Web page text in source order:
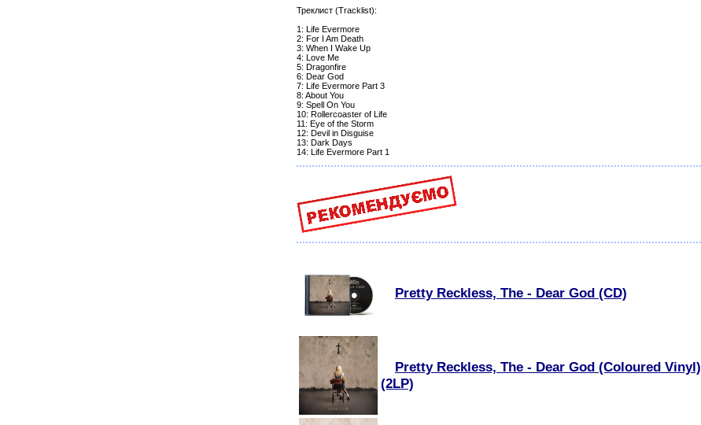
Треклист (Tracklist):
1: Life Evermore
2: For I Am Death
3: When I Wake Up
4: Love Me
5: Dragonfire
6: Dear God
7: Life Evermore Part 3
8: About You
9: Spell On You
10: Rollercoaster of Life
11: Eye of the Storm
12: Devil in Disguise
13: Dark Days
14: Life Evermore Part 1
Pretty Reckless, The - Dear God (CD)
Pretty Reckless, The - Dear God (Coloured Vinyl)
(2LP)